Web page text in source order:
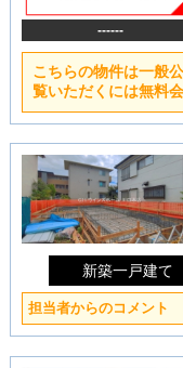
------
こちらの物件は一般
覧いただくには無料
新築一戸建て
担当者からのコメント